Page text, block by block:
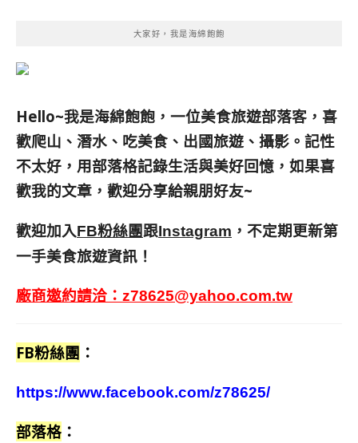
大家好，我是海綿飽飽
Hello~我是海綿飽飽，一位美食旅遊部落客， 喜
歡爬山、潛水、吃美食、出國旅遊、攝影。 記性
不太好，用部落格記錄生活與美好回憶， 如果喜
歡我的文章，歡迎分享給親朋好友~
歡迎加入FB粉絲團跟Instagram ，不定期更新第
一手美食旅遊資訊！
廠商邀約請洽： z78625@yahoo.com.tw
FB粉絲團 ：
https://www.facebook.com/z78625/
部落格 ：